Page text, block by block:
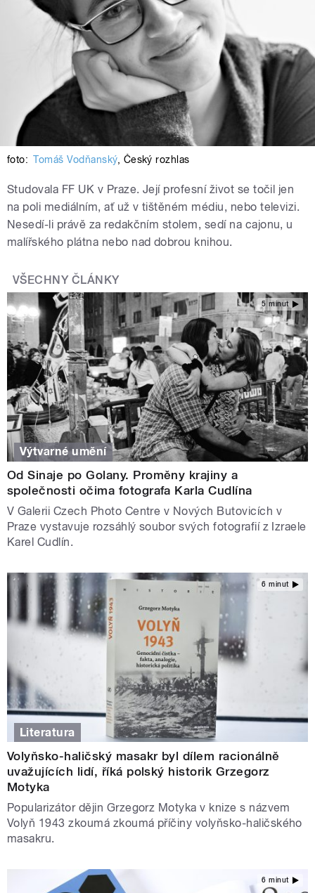
foto: Tomáš Vodňanský, Český rozhlas
Studovala FF UK v Praze. Její profesní život se točil jen
na poli mediálním, ať už v tištěném médiu, nebo televizi.
Nesedí-li právě za redakčním stolem, sedí na cajonu, u
malířského plátna nebo nad dobrou knihou.
VŠECHNY ČLÁNKY
5 minut
Výtvarné umění
Od Sinaje po Golany. Proměny krajiny a
společnosti očima fotografa Karla Cudlína
V Galerii Czech Photo Centre v Nových Butovicích v
Praze vystavuje rozsáhlý soubor svých fotografií z Izraele
Karel Cudlín.
6 minut
Literatura
Volyňsko-haličský masakr byl dílem racionálně
uvažujících lidí, říká polský historik Grzegorz
Motyka
Popularizátor dějin Grzegorz Motyka v knize s názvem
Volyň 1943 zkoumá zkoumá příčiny volyňsko-haličského
masakru.
6 minut